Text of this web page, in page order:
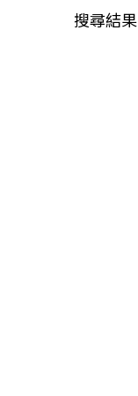
搜尋結果